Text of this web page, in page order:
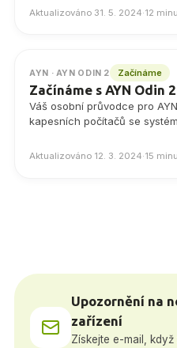
pomocí našeho přehledného
Aktualizováno 31. 5. 2024·12
AYN · AYN ODIN 2 Začínáme
Začínáme s AYN Odin 2
Váš osobní průvodce pro
kapesních počítačů se
Aktualizováno 12. 3. 2024·15
Upozornění na
zařízení
Získejte e-mail,